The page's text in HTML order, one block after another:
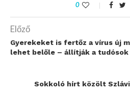
0
Előző
Gyerekeket is fertőz a vírus új
lehet belőle – állítják a tudósok
Sokkoló hírt közölt